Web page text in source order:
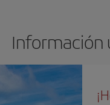
Información